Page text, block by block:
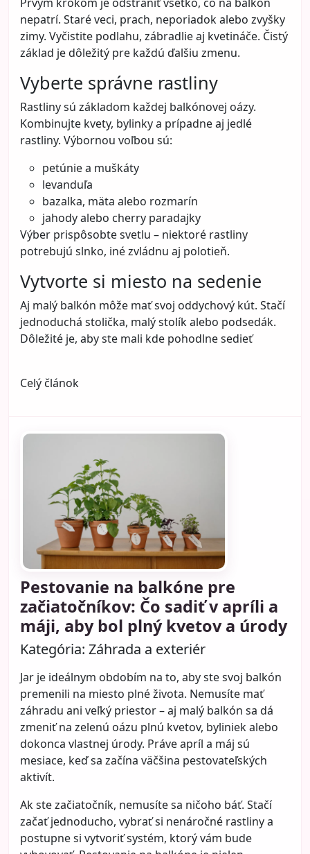
nepatrí. Staré veci, prach, neporiadok alebo zvyšky
zimy. Vyčistite podlahu, zábradlie aj kvetináče. Čistý
základ je dôležitý pre každú ďalšiu zmenu.
Vyberte správne rastliny
Rastliny sú základom každej balkónovej oázy.
Kombinujte kvety, bylinky a prípadne aj jedlé
rastliny. Výbornou voľbou sú:
petúnie a muškáty
levanduľa
bazalka, mäta alebo rozmarín
jahody alebo cherry paradajky
Výber prispôsobte svetlu – niektoré rastliny
potrebujú slnko, iné zvládnu aj polotieň.
Vytvorte si miesto na sedenie
Aj malý balkón môže mať svoj oddychový kút. Stačí
jednoduchá stolička, malý stolík alebo podsedák.
Dôležité je, aby ste mali kde pohodlne sedieť
Celý článok
Pestovanie na balkóne pre
začiatočníkov: Čo sadiť v apríli a
máji, aby bol plný kvetov a úrody
Kategória: Záhrada a exteriér
Jar je ideálnym obdobím na to, aby ste svoj balkón
premenili na miesto plné života. Nemusíte mať
záhradu ani veľký priestor – aj malý balkón sa dá
zmeniť na zelenú oázu plnú kvetov, byliniek alebo
dokonca vlastnej úrody. Práve apríl a máj sú
mesiace, keď sa začína väčšina pestovateľských
aktivít.
Ak ste začiatočník, nemusíte sa ničoho báť. Stačí
začať jednoducho, vybrať si nenáročné rastliny a
postupne si vytvoriť systém, ktorý vám bude